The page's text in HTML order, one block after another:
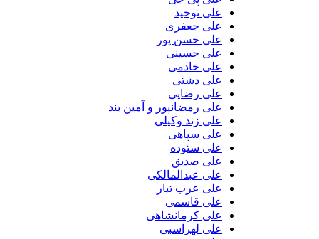
علی توحید
علی جعفری
علی حسن پور
علی حسینی
علی خادمی
علی دشتی
علی رضایی
علی رمضانپور و آمین بند
علی زند وکیلی
علی سپاهی
علی ستوده
علی صدیق
علی عبدالمالکی
علی عرب تبار
علی قاسمی
علی کرمانشاهی
علی لهراسبی